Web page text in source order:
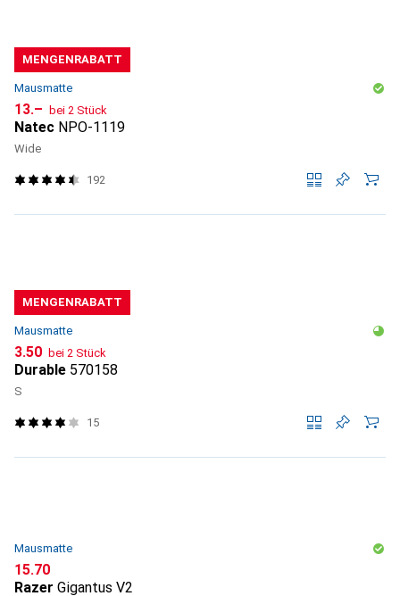
MENGENRABATT
Mausmatte
CHF
13.– bei 2 Stück
Natec NPO-1119
Wide
192
MENGENRABATT
Mausmatte
CHF
3.50 bei 2 Stück
Durable 570158
S
15
Mausmatte
CHF
15.70
Razer Gigantus V2